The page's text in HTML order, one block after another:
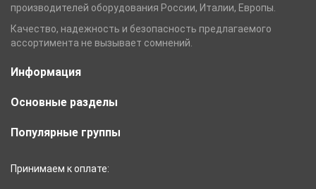
производителей оборудования России, Италии, Европы.
Качество, надежность и безопасность предлагаемого
ассортимента не вызывает сомнений.
Информация
Основные разделы
Популярные группы
Принимаем к оплате: